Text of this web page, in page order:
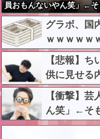
員おもんないやん笑」←そ
れが始まりなんだと思う
思う？？？？？
グラボ、国
ｗｗｗｗｗ
【悲報】
供に見せる
←これw w
【衝撃】
ん笑」←そ
がどう思う